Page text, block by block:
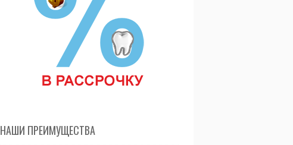
НАШИ ПРЕИМУЩЕСТВА